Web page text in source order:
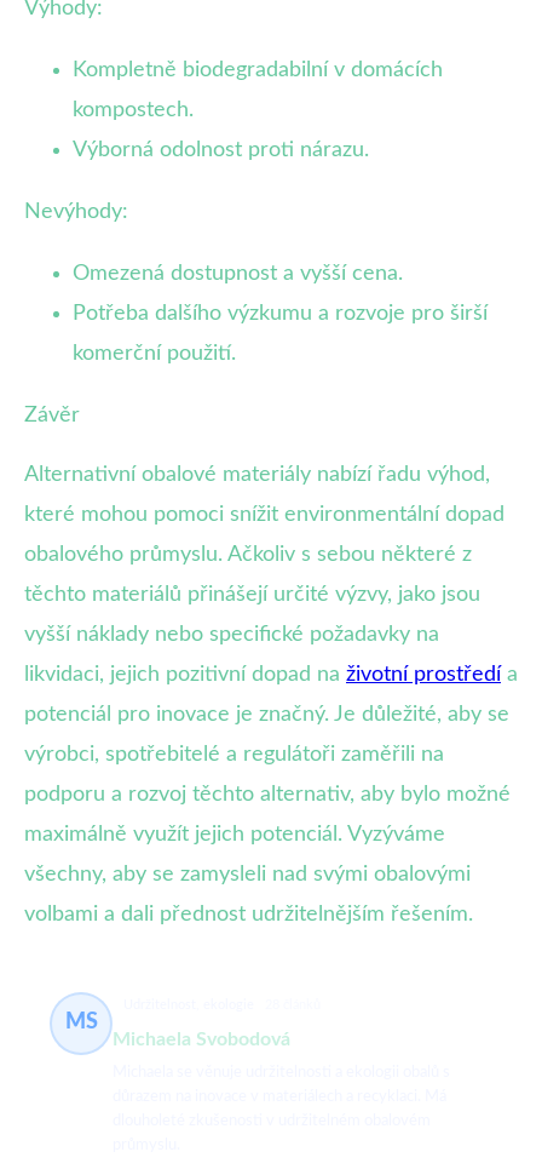
Výhody:
Kompletně biodegradabilní v domácích
kompostech.
Výborná odolnost proti nárazu.
Nevýhody:
Omezená dostupnost a vyšší cena.
Potřeba dalšího výzkumu a rozvoje pro širší
komerční použití.
Závěr
Alternativní obalové materiály nabízí řadu výhod,
které mohou pomoci snížit environmentální dopad
obalového průmyslu. Ačkoliv s sebou některé z
těchto materiálů přinášejí určité výzvy, jako jsou
vyšší náklady nebo specifické požadavky na
likvidaci, jejich pozitivní dopad na životní prostředí a
potenciál pro inovace je značný. Je důležité, aby se
výrobci, spotřebitelé a regulátoři zaměřili na
podporu a rozvoj těchto alternativ, aby bylo možné
maximálně využít jejich potenciál. Vyzýváme
všechny, aby se zamysleli nad svými obalovými
volbami a dali přednost udržitelnějším řešením.
MS
Michaela Svobodová